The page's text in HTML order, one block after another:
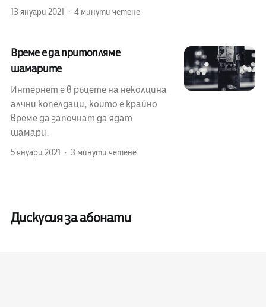
13 януари 2021 4 минути четене
Време е да притопляме
шамарите
Интернет е в ръцете на неколцина
алчни копелдаци, които е крайно
време да започнат да ядат
шамари.
5 януари 2021 3 минути четене
Дискусия за абонати